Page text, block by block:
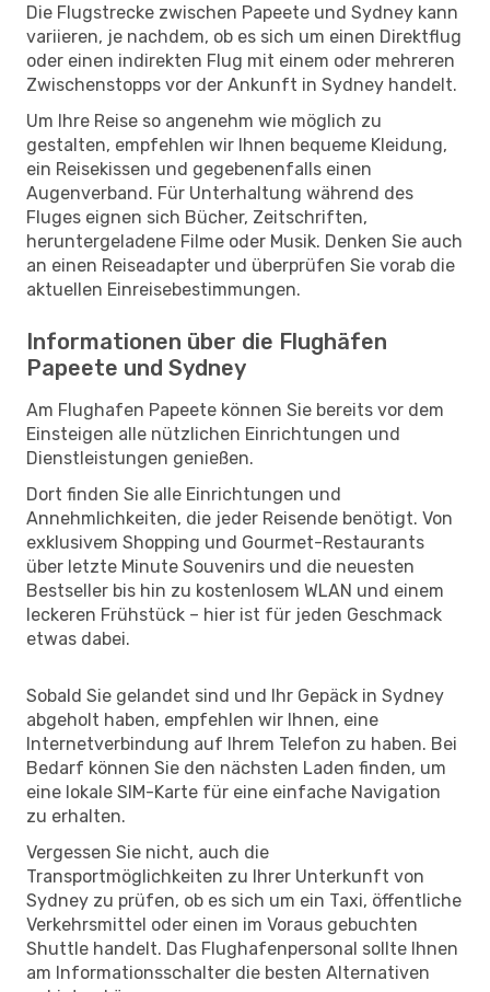
Die Flugstrecke zwischen Papeete und Sydney kann
variieren, je nachdem, ob es sich um einen Direktflug
oder einen indirekten Flug mit einem oder mehreren
Zwischenstopps vor der Ankunft in Sydney handelt.
Um Ihre Reise so angenehm wie möglich zu
gestalten, empfehlen wir Ihnen bequeme Kleidung,
ein Reisekissen und gegebenenfalls einen
Augenverband. Für Unterhaltung während des
Fluges eignen sich Bücher, Zeitschriften,
heruntergeladene Filme oder Musik. Denken Sie auch
an einen Reiseadapter und überprüfen Sie vorab die
aktuellen Einreisebestimmungen.
Informationen über die Flughäfen
Papeete und Sydney
Am Flughafen Papeete können Sie bereits vor dem
Einsteigen alle nützlichen Einrichtungen und
Dienstleistungen genießen.
Dort finden Sie alle Einrichtungen und
Annehmlichkeiten, die jeder Reisende benötigt. Von
exklusivem Shopping und Gourmet-Restaurants
über letzte Minute Souvenirs und die neuesten
Bestseller bis hin zu kostenlosem WLAN und einem
leckeren Frühstück – hier ist für jeden Geschmack
etwas dabei.
Sobald Sie gelandet sind und Ihr Gepäck in Sydney
abgeholt haben, empfehlen wir Ihnen, eine
Internetverbindung auf Ihrem Telefon zu haben. Bei
Bedarf können Sie den nächsten Laden finden, um
eine lokale SIM-Karte für eine einfache Navigation
zu erhalten.
Vergessen Sie nicht, auch die
Transportmöglichkeiten zu Ihrer Unterkunft von
Sydney zu prüfen, ob es sich um ein Taxi, öffentliche
Verkehrsmittel oder einen im Voraus gebuchten
Shuttle handelt. Das Flughafenpersonal sollte Ihnen
am Informationsschalter die besten Alternativen